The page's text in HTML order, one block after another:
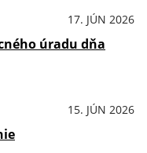
17. JÚN 2026
úradu dňa
15. JÚN 2026